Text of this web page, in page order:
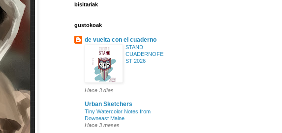
bisitariak
gustokoak
de vuelta con el cuaderno
STAND
CUADERNOFE
ST 2026
Hace 3 días
Urban Sketchers
Tiny Watercolor Notes from
Downeast Maine
Hace 3 meses